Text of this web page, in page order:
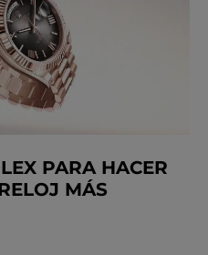
PARA HACER
MÁS